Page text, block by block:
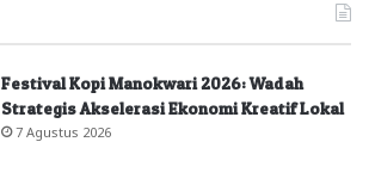
Festival Kopi Manokwari 2026: Wadah
Strategis Akselerasi Ekonomi Kreatif Lokal
7 Agustus 2026